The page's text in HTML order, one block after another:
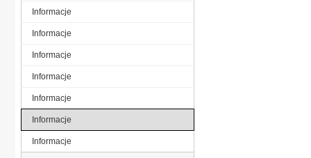
Informacje
Informacje
Informacje
Informacje
Informacje
Informacje
Informacje